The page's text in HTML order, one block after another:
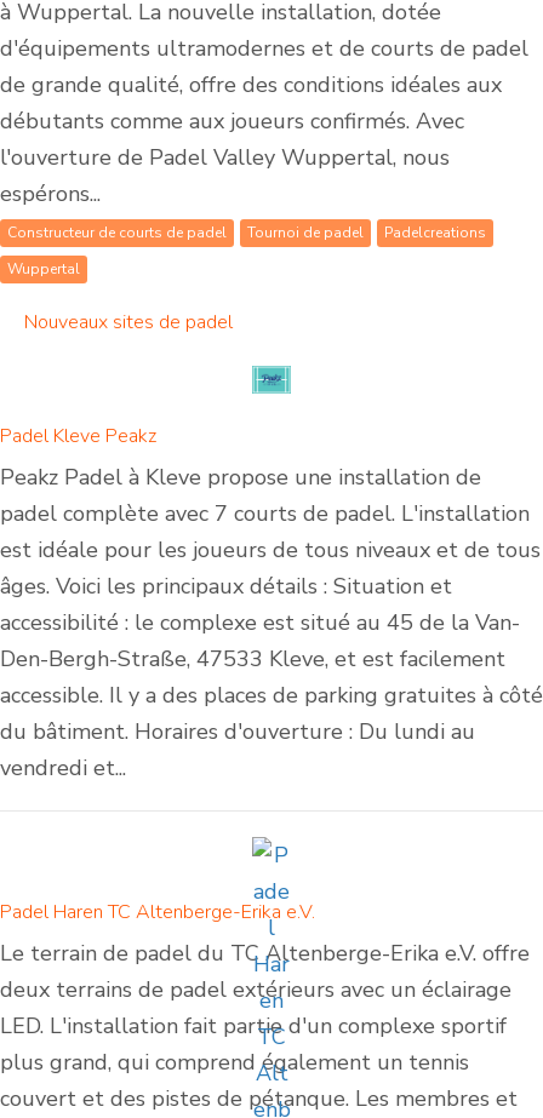
à Wuppertal. La nouvelle installation, dotée
d'équipements ultramodernes et de courts de padel
de grande qualité, offre des conditions idéales aux
débutants comme aux joueurs confirmés. Avec
l'ouverture de Padel Valley Wuppertal, nous
espérons...
Constructeur de courts de padel Tournoi de padel
Padelcreations
Wuppertal
Nouveaux sites de padel
Padel Kleve Peakz
Peakz Padel à Kleve propose une installation de
padel complète avec 7 courts de padel. L'installation
est idéale pour les joueurs de tous niveaux et de tous
âges. Voici les principaux détails : Situation et
accessibilité : le complexe est situé au 45 de la Van-
Den-Bergh-Straße, 47533 Kleve, et est facilement
accessible. Il y a des places de parking gratuites à côté
du bâtiment. Horaires d'ouverture : Du lundi au
vendredi et...
Padel Haren TC Altenberge-Erika e.V.
Le terrain de padel du TC Altenberge-Erika e.V. offre
deux terrains de padel extérieurs avec un éclairage
LED. L'installation fait partie d'un complexe sportif
plus grand, qui comprend également un tennis
couvert et des pistes de pétanque. Les membres et